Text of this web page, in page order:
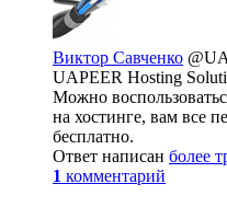
Виктор Савченко
UAPEER Hosting
Можно
на хостинге, вам все
бесплатно.
Ответ написан более
1 комментарий